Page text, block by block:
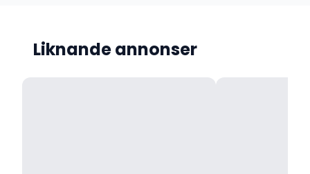
Liknande annonser